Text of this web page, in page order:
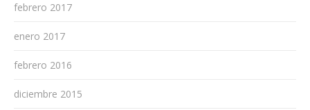
febrero 2017
enero 2017
febrero 2016
diciembre 2015